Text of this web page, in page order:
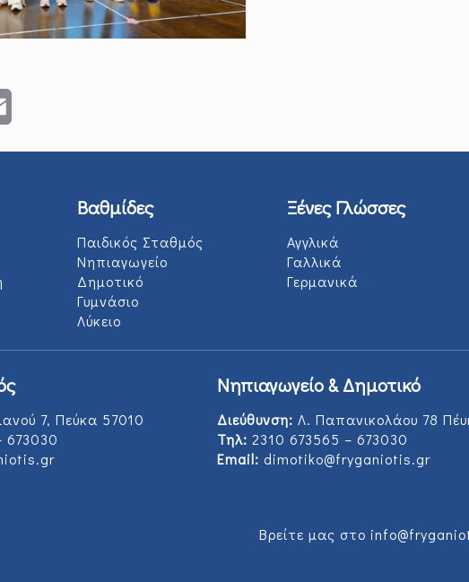
Βαθμίδες
Παιδικός Σταθμός
Νηπιαγωγείο
Δημοτικό
Γυμνάσιο
Λύκειο
Ξένες Γλώσσες
Αγγλικά
Γαλλικά
Γερμανικά
7, Πεύκα 57010
673030
Νηπιαγωγείο & Δημοτικό
Διεύθυνση: Λ. Παπανικολάου 78
Τηλ: 2310 673565 – 673030
Email: dimotiko@fryganiotis.gr
Βρείτε μας στο